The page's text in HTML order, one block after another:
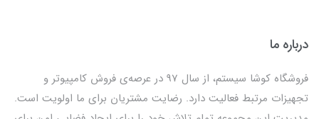
درباره ما
فروشگاه کوشا سیستم، از سال 97 در عرصه‌ی فروش کامپیوتر و
تجهیزات مرتبط فعالیت دارد. رضایت مشتریان برای ما اولویت است.